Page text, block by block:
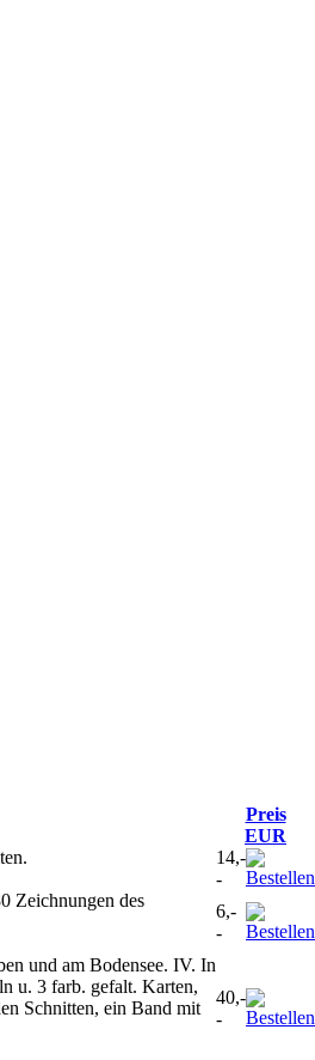
Preis
EUR
14,-
-
Zeichnungen des
6,-
-
und am Bodensee. IV. In
u. 3 farb. gefalt. Karten,
Schnitten, ein Band mit
40,-
-